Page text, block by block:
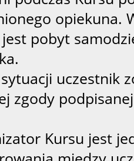
opiekuna.
pobyt
uczestnik
zgody
Kursu jest